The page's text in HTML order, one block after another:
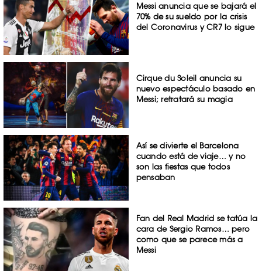
Messi anuncia que se bajará el
70% de su sueldo por la crisis
del Coronavirus y CR7 lo sigue
Cirque du Soleil anuncia su
nuevo espectáculo basado en
Messi; retratará su magia
Así se divierte el Barcelona
cuando está de viaje… y no
son las fiestas que todos
pensaban
Fan del Real Madrid se tatúa la
cara de Sergio Ramos… pero
como que se parece más a
Messi